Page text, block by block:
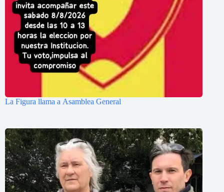
La Figura llama a Asamblea General